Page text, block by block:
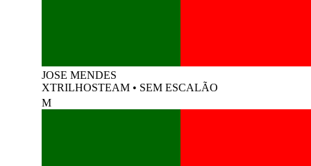
JOSE MENDES
XTRILHOSTEAM • SEM ESCALÃO
M